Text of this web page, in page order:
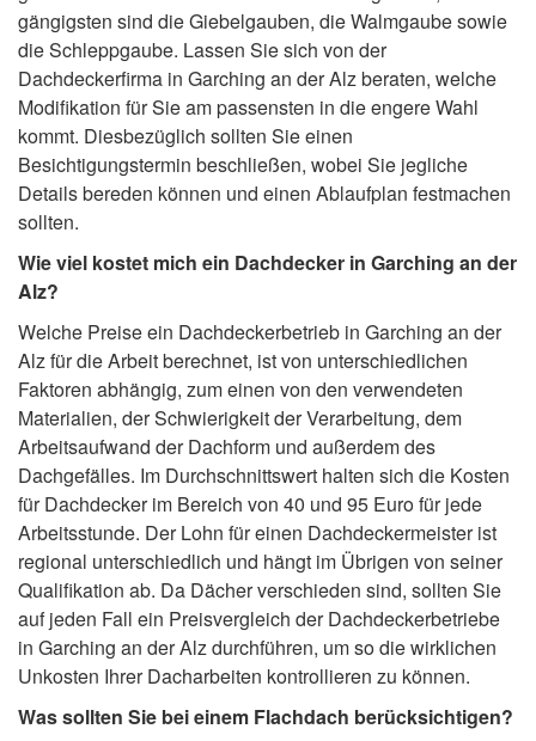
gängigsten sind die Giebelgauben, die Walmgaube sowie
die Schleppgaube. Lassen Sie sich von der
Dachdeckerfirma in Garching an der Alz beraten, welche
Modifikation für Sie am passensten in die engere Wahl
kommt. Diesbezüglich sollten Sie einen
Besichtigungstermin beschließen, wobei Sie jegliche
Details bereden können und einen Ablaufplan festmachen
sollten.
Wie viel kostet mich ein Dachdecker in Garching an der
Alz?
Welche Preise ein Dachdeckerbetrieb in Garching an der
Alz für die Arbeit berechnet, ist von unterschiedlichen
Faktoren abhängig, zum einen von den verwendeten
Materialien, der Schwierigkeit der Verarbeitung, dem
Arbeitsaufwand der Dachform und außerdem des
Dachgefälles. Im Durchschnittswert halten sich die Kosten
für Dachdecker im Bereich von 40 und 95 Euro für jede
Arbeitsstunde. Der Lohn für einen Dachdeckermeister ist
regional unterschiedlich und hängt im Übrigen von seiner
Qualifikation ab. Da Dächer verschieden sind, sollten Sie
auf jeden Fall ein Preisvergleich der Dachdeckerbetriebe
in Garching an der Alz durchführen, um so die wirklichen
Unkosten Ihrer Dacharbeiten kontrollieren zu können.
Was sollten Sie bei einem Flachdach berücksichtigen?